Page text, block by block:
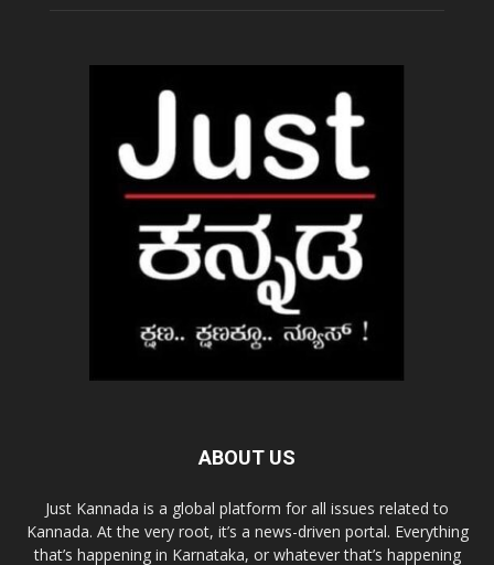
ABOUT US
Just Kannada is a global platform for all issues related to
Kannada. At the very root, it’s a news-driven portal. Everything
that’s happening in Karnataka, or whatever that’s happening